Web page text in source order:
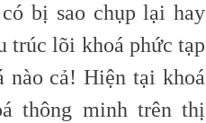
bị sao chụp lại hay
trúc lõi khoá phức tạp
nào cả! Hiện tại khoá
thông minh trên thị